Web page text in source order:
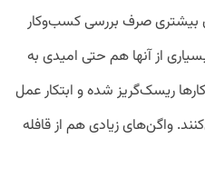
بیشتری صرف بررسی کسب‌و‌کار
از آنها هم حتی امیدی به
ریسک‌گریز شده و ابتکار عمل
واگن‌های زیادی هم از قافله